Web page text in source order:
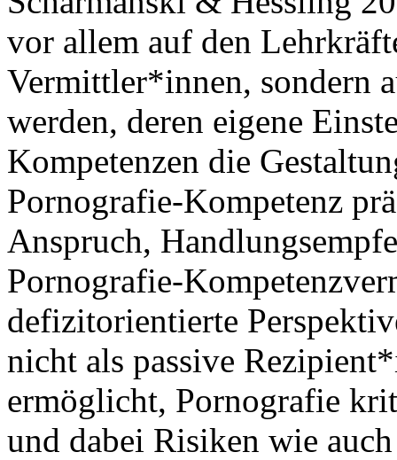
vor allem auf den
Vermittler*innen, sondern
werden, deren eigene
Kompetenzen die
Pornografie-Kompetenz
Anspruch,
Pornografie-
defizitorientierte
nicht als passive
ermöglicht, Pornografie
und dabei Risiken wie